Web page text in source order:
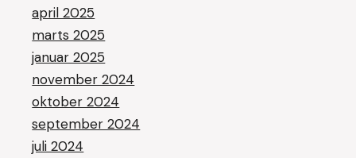
april 2025
marts 2025
januar 2025
november 2024
oktober 2024
september 2024
juli 2024